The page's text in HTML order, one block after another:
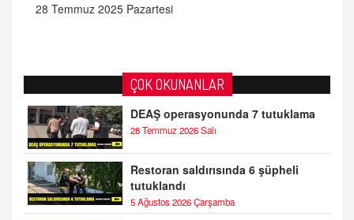
28 Temmuz 2025 Pazartesi
ÇOK OKUNANLAR
DEAŞ operasyonunda 7 tutuklama
28 Temmuz 2026 Salı
Restoran saldırısında 6 şüpheli
tutuklandı
5 Ağustos 2026 Çarşamba